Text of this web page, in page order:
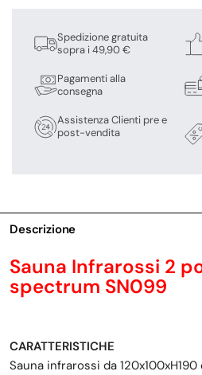
Spedizione gratuita
sopra i 49,90 €
Pagamenti alla
consegna
Assistenza Clienti pre e
post-vendita
Descrizione
Sauna Infrarossi 2
spectrum SN099
CARATTERISTICHE
Sauna infrarossi da 120x100xH190